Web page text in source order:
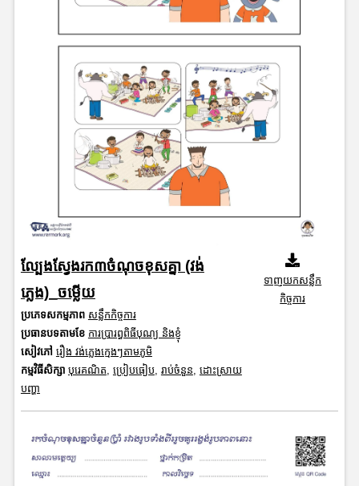
ល្បែងស្វែងរក៣ចំណុចខុសគ្នា (វង់
ភ្លេង)_ចម្លើយ
ប្រភេទសកម្មភាព សន្លឹកកិច្ចការ
ប្រធានបទតាមខែ ការប្រារព្ធពិធីបុណ្យ និងខ្ញុំ
សៀវភៅ រឿង វង់ភ្លេងក្មេងៗតាមភូមិ
កម្មវិធីសិក្សា បុរេគណិត, ប្រៀបធៀប, រាប់ចំនួន, ដោះស្រាយ
បញ្ហា
ទាញយកសន្លឹក
កិច្ចការ